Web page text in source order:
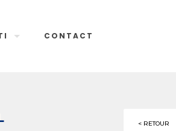
CONTACT
< RETOUR